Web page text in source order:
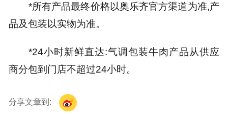
*所有产品最终价格以奥乐齐官方渠道为准,产
品及包装以实物为准。
*24小时新鲜直达:气调包装牛肉产品从供应
商分包到门店不超过24小时。
分享文章到: